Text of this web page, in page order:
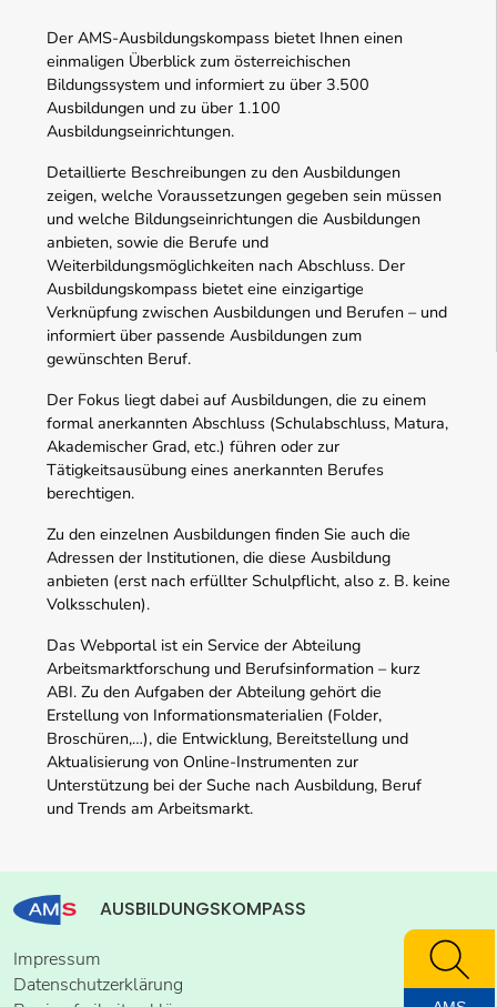
Der AMS-Ausbildungskompass bietet Ihnen einen
einmaligen Überblick zum österreichischen
Bildungssystem und informiert zu über 3.500
Ausbildungen und zu über 1.100
Ausbildungseinrichtungen.
Detaillierte Beschreibungen zu den Ausbildungen
zeigen, welche Voraussetzungen gegeben sein müssen
und welche Bildungseinrichtungen die Ausbildungen
anbieten, sowie die Berufe und
Weiterbildungsmöglichkeiten nach Abschluss. Der
Ausbildungskompass bietet eine einzigartige
Verknüpfung zwischen Ausbildungen und Berufen – und
informiert über passende Ausbildungen zum
gewünschten Beruf.
Der Fokus liegt dabei auf Ausbildungen, die zu einem
formal anerkannten Abschluss (Schulabschluss, Matura,
Akademischer Grad, etc.) führen oder zur
Tätigkeitsausübung eines anerkannten Berufes
berechtigen.
Zu den einzelnen Ausbildungen finden Sie auch die
Adressen der Institutionen, die diese Ausbildung
anbieten (erst nach erfüllter Schulpflicht, also z. B. keine
Volksschulen).
Das Webportal ist ein Service der Abteilung
Arbeitsmarktforschung und Berufsinformation – kurz
ABI. Zu den Aufgaben der Abteilung gehört die
Erstellung von Informationsmaterialien (Folder,
Broschüren,…), die Entwicklung, Bereitstellung und
Aktualisierung von Online-Instrumenten zur
Unterstützung bei der Suche nach Ausbildung, Beruf
und Trends am Arbeitsmarkt.
AUSBILDUNGSKOMPASS
Impressum
Datenschutzerklärung